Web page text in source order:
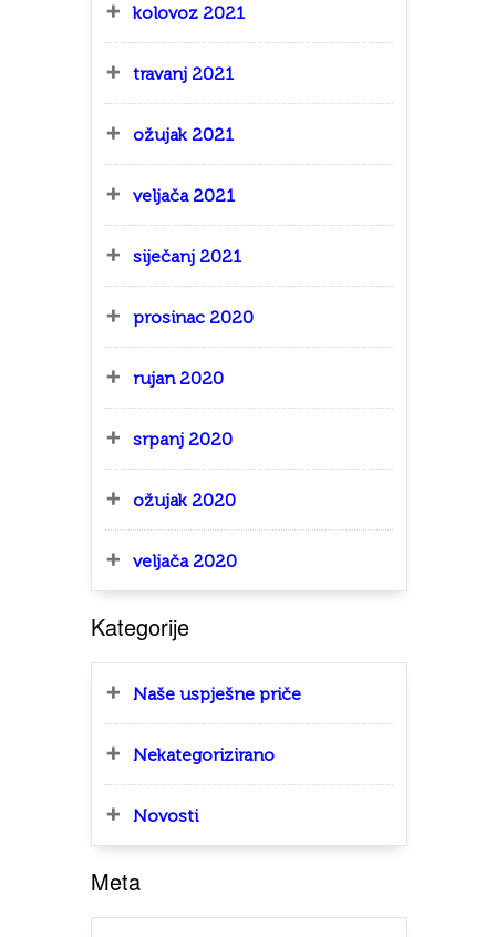
kolovoz 2021
travanj 2021
ožujak 2021
veljača 2021
siječanj 2021
prosinac 2020
rujan 2020
srpanj 2020
ožujak 2020
veljača 2020
Kategorije
Naše uspješne priče
Nekategorizirano
Novosti
Meta